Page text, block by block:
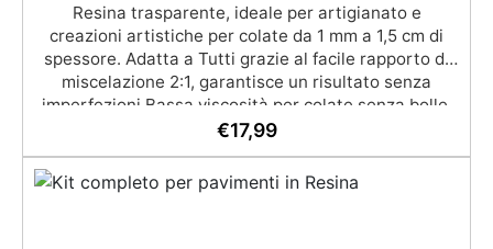
Resina trasparente, ideale per artigianato e
creazioni artistiche per colate da 1 mm a 1,5 cm di
spessore. Adatta a Tutti grazie al facile rapporto di
miscelazione 2:1, garantisce un risultato senza
imperfezioni Bassa viscosità per colate senza bolle,
compatibile con legno, silicone, vetro, metallo e altri
per il contatto con la pelle, Bpa Free e senza Solventi
(Voc Free) Superficie lucida, autolivellante e con filtri
€17,99